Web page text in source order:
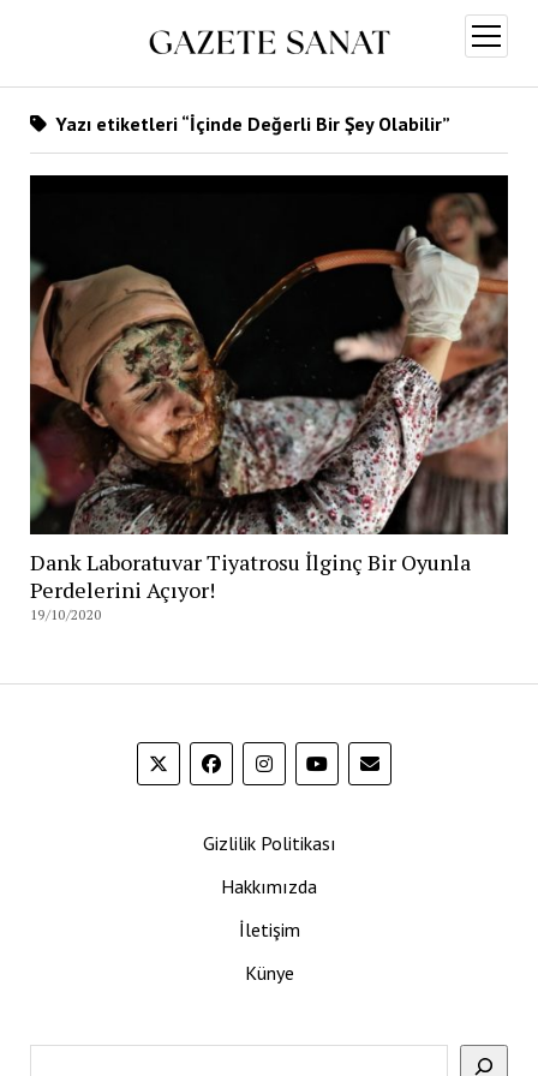
aç
Yazı etiketleri “İçinde Değerli Bir Şey Olabilir”
Dank Laboratuvar Tiyatrosu İlginç Bir Oyunla
Perdelerini Açıyor!
19/10/2020
Gizlilik Politikası
Hakkımızda
İletişim
Künye